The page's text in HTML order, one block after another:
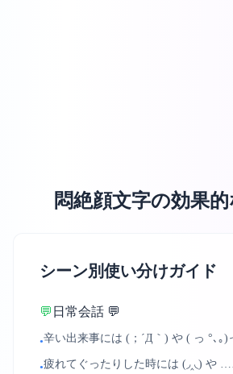
悶絶顔文字の効果
シーン別使い分けガイド
💬 日常会話 💬
•辛い出来事には (；´Д｀) や ( っ °､｡)
•疲れてぐったりした時には (◞‸◟) や